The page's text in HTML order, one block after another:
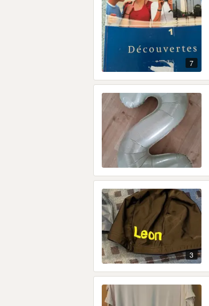
7
3